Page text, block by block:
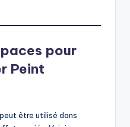
pour
Peint
être utilisé dans